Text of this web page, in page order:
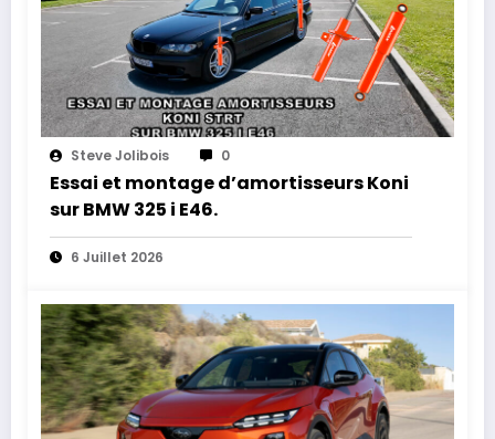
Steve Jolibois 0
Essai et montage d’amortisseurs Koni
sur BMW 325 i E46.
6 Juillet 2026